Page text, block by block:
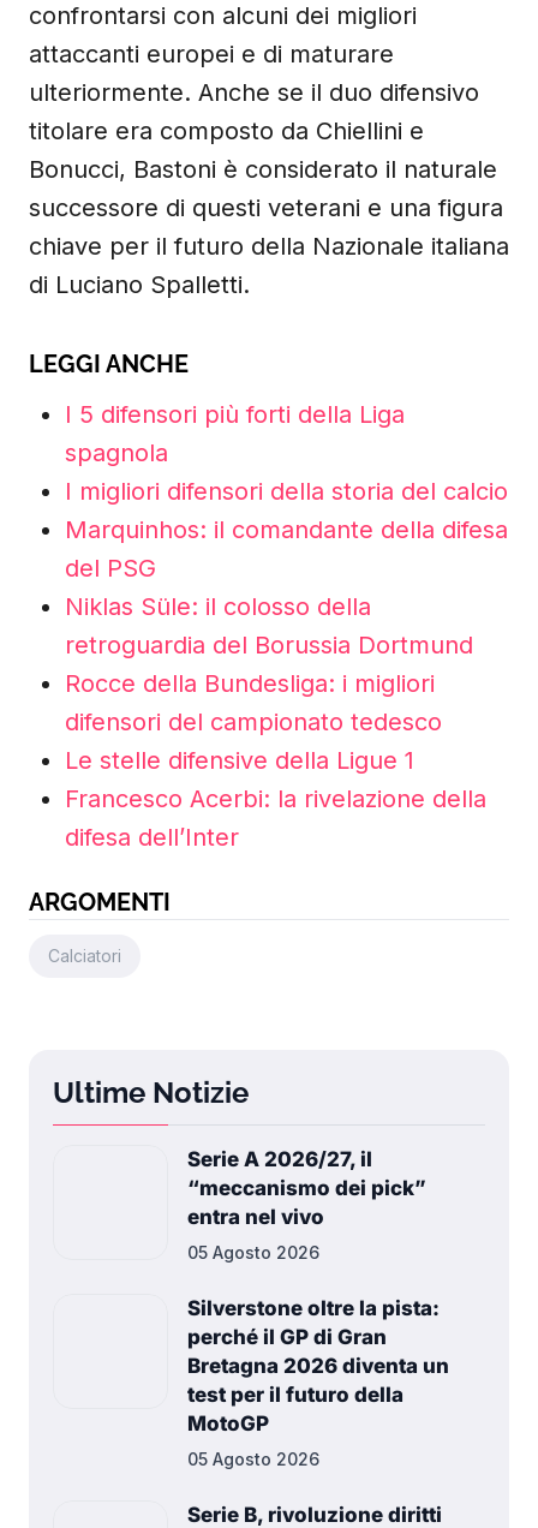
confrontarsi con alcuni dei migliori
attaccanti europei e di maturare
ulteriormente. Anche se il duo difensivo
titolare era composto da Chiellini e
Bonucci, Bastoni è considerato il naturale
successore di questi veterani e una figura
chiave per il futuro della Nazionale italiana
di Luciano Spalletti.
LEGGI ANCHE
I 5 difensori più forti della Liga
spagnola
I migliori difensori della storia del calcio
Marquinhos: il comandante della difesa
del PSG
Niklas Süle: il colosso della
retroguardia del Borussia Dortmund
Rocce della Bundesliga: i migliori
difensori del campionato tedesco
Le stelle difensive della Ligue 1
Francesco Acerbi: la rivelazione della
difesa dell’Inter
ARGOMENTI
Calciatori
Ultime Notizie
Serie A 2026/27, il
“meccanismo dei pick”
entra nel vivo
05 Agosto 2026
Silverstone oltre la pista:
perché il GP di Gran
Bretagna 2026 diventa un
test per il futuro della
MotoGP
05 Agosto 2026
Serie B, rivoluzione diritti